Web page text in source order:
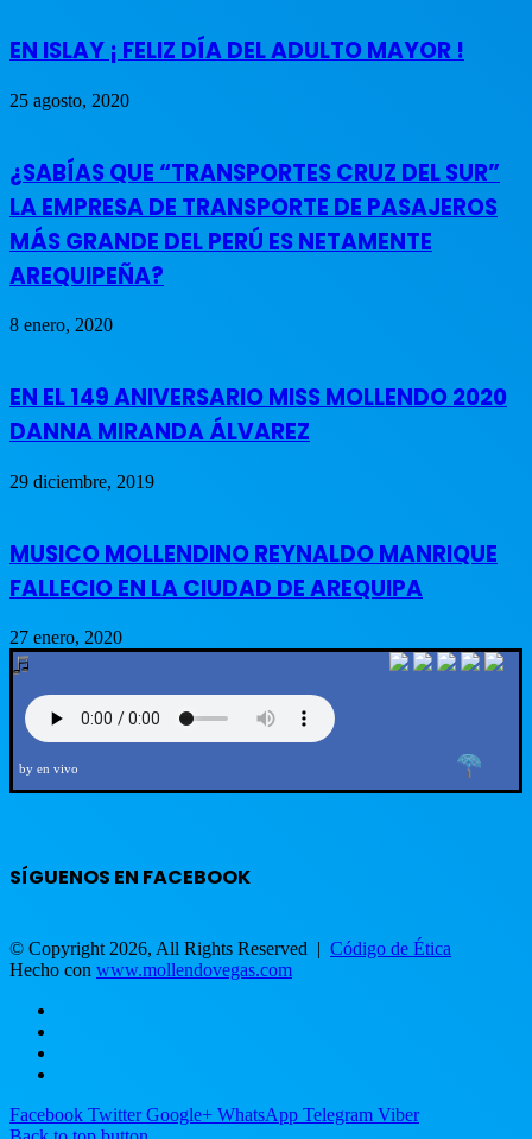
EN ISLAY ¡ FELIZ DÍA DEL ADULTO MAYOR !
25 agosto, 2020
¿SABÍAS QUE “TRANSPORTES CRUZ DEL SUR”
LA EMPRESA DE TRANSPORTE DE PASAJEROS
MÁS GRANDE DEL PERÚ ES NETAMENTE
AREQUIPEÑA?
8 enero, 2020
EN EL 149 ANIVERSARIO MISS MOLLENDO 2020
DANNA MIRANDA ÁLVAREZ
29 diciembre, 2019
MUSICO MOLLENDINO REYNALDO MANRIQUE
FALLECIO EN LA CIUDAD DE AREQUIPA
27 enero, 2020
by en vivo
SÍGUENOS EN FACEBOOK
© Copyright 2026, All Rights Reserved | Código de Ética
Hecho con www.mollendovegas.com
Facebook Twitter Google+ WhatsApp Telegram Viber